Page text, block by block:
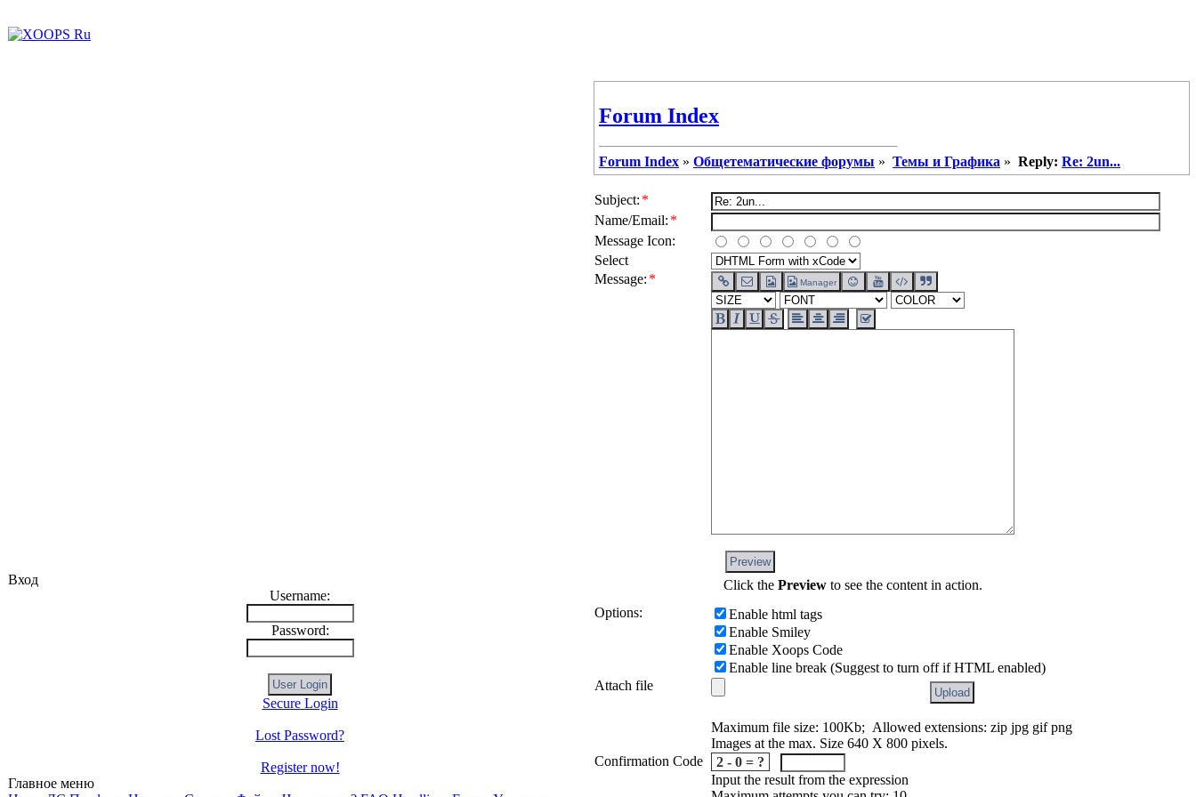
Вход
Username:
Password:
Secure Login
Lost Password?
Register now!
Главное меню
Forum Index
Forum Index » Общетематические форумы » Темы и Графика » Reply: Re: 2un...
Subject: *
Name/Email: *
Message Icon:
Select
Message: * Manager
Preview
Click the Preview to see the content in action.
Options:
Enable html tags
Enable Smiley
Enable Xoops Code
Enable line break (Suggest to turn off if HTML enabled)
Attach file
Maximum file size: 100Kb; Allowed extensions: zip jpg gif png
Images at the max. Size 640 X 800 pixels.
Confirmation Code
2 - 0 = ?
Input the result from the expression